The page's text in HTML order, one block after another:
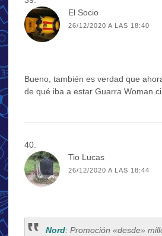
El Socio
26/12/2020 A LAS 18:40
Bueno, también es verdad que
de qué iba a estar Guarra Woman
Tio Lucas
26/12/2020 A LAS 18:44
Nord: Promoción «desde»